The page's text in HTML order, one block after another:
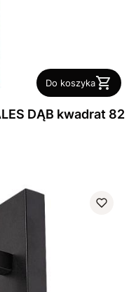
Do koszyka
DĄB kwadrat 82